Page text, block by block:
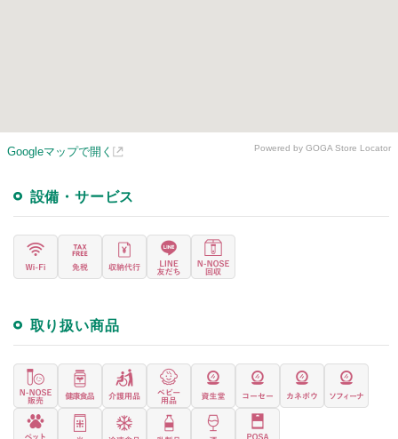
Googleマップで開く Powered by GOGA Store Locator
設備・サービス
取り扱い商品